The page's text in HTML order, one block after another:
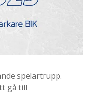
spelartrupp.
gå till